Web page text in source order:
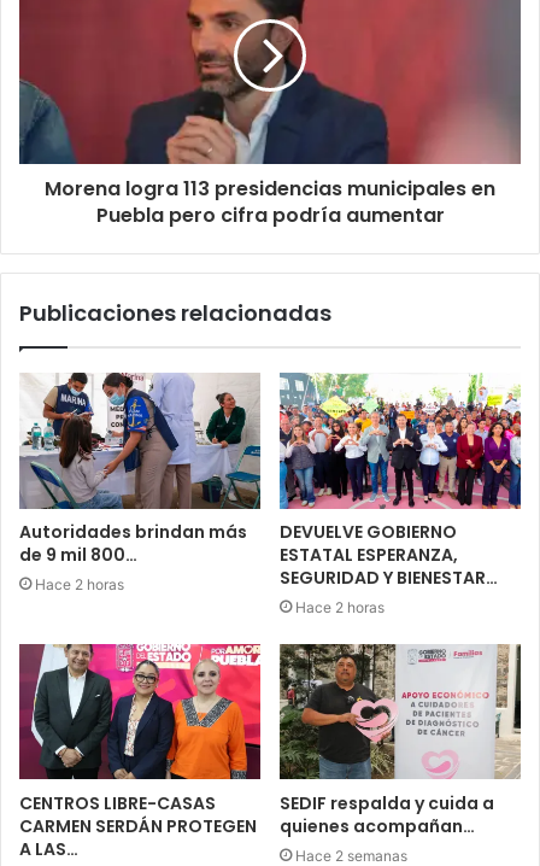
Morena logra 113 presidencias municipales en
Puebla pero cifra podría aumentar
Publicaciones relacionadas
Autoridades brindan más
de 9 mil 800…
Hace 2 horas
DEVUELVE GOBIERNO
ESTATAL ESPERANZA,
SEGURIDAD Y BIENESTAR…
Hace 2 horas
CENTROS LIBRE-CASAS
CARMEN SERDÁN PROTEGEN
A LAS…
SEDIF respalda y cuida a
quienes acompañan…
Hace 2 semanas